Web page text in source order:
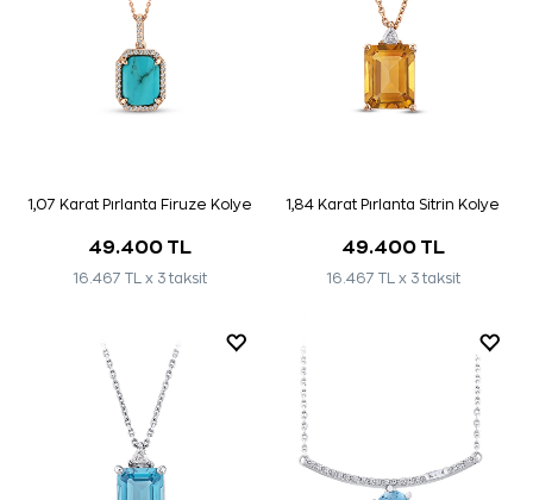
1,07 Karat Pırlanta Firuze Kolye
49.400 TL
16.467 TL x 3 taksit
1,84 Karat Pırlanta Sitrin Kolye
49.400 TL
16.467 TL x 3 taksit